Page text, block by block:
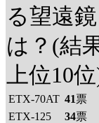
る望遠鏡
は？(結
上位10
ETX-70AT 41票
ETX-125
34票